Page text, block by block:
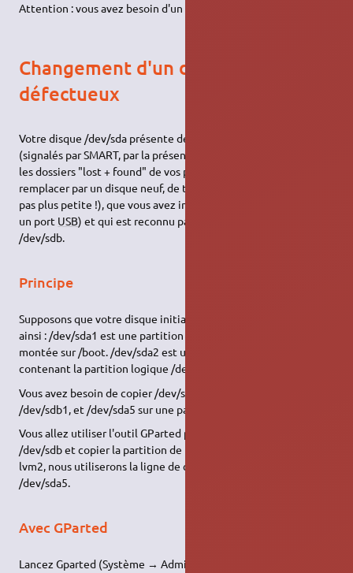
Attention : vous avez besoin d'un kernel (>=2.6.33)
Changement d'un disque
défectueux
Votre disque /dev/sda présente des signes de faiblesse
(signalés par SMART, par la présence de nombreux fichiers dans
les dossiers "lost + found" de vos partitions). Vous désirez le
remplacer par un disque neuf, de taille plus importante (surtout
pas plus petite !), que vous avez installé dans la machine (ou sur
un port USB) et qui est reconnu par le système comme étant
/dev/sdb.
Principe
Supposons que votre disque initial (/dev/sda) ait été formaté
ainsi : /dev/sda1 est une partition primaire, de type bootable,
montée sur /boot. /dev/sda2 est une partition étendue,
contenant la partition logique /dev/sda5 de type lvm2.
Vous avez besoin de copier /dev/sda1 sur une partition
/dev/sdb1, et /dev/sda5 sur une partition /dev/sdb5.
Vous allez utiliser l'outil GParted pour préparer le disque
/dev/sdb et copier la partition de boot. Gparted ne gérant pas
lvm2, nous utiliserons la ligne de commande pour la copie de
/dev/sda5.
Avec GParted
Lancez Gparted (Système → Administration → Editeur de